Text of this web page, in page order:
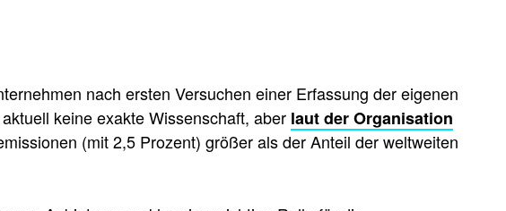
nach ersten Versuchen einer Erfassung der eigenen
keine exakte Wissenschaft, aber laut der Organisation
(mit 2,5 Prozent) größer als der Anteil der weltweiten